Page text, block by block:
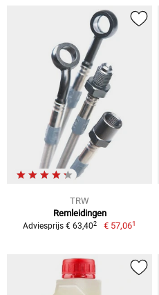
TRW
Remleidingen
Adviesprijs € 63,402 € 57,061